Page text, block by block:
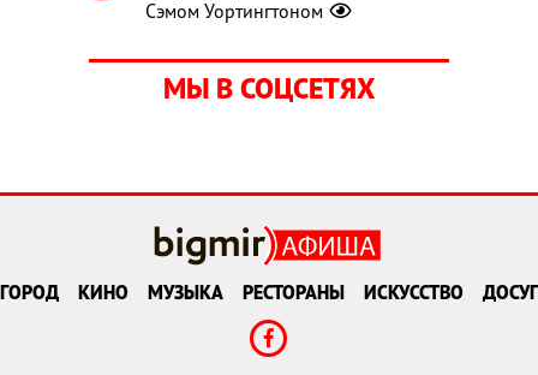
Сэмом Уортингтоном
МЫ В СОЦСЕТЯХ
ГОРОД КИНО МУЗЫКА РЕСТОРАНЫ ИСКУССТВО ДОСУГ